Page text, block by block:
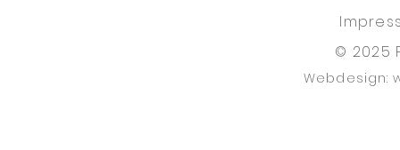
© 2025
Webdesign: